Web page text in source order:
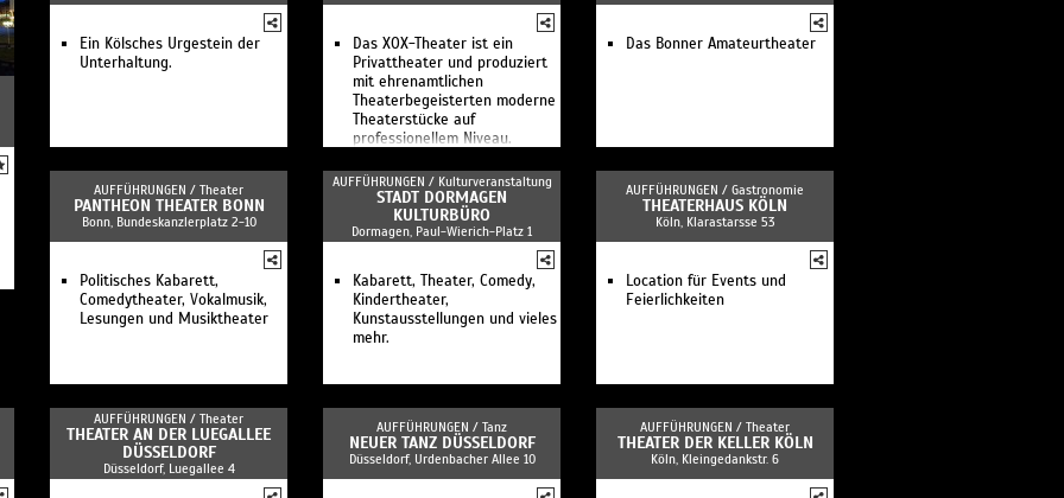
Ein Kölsches Urgestein der
Unterhaltung.
Das XOX-Theater ist ein
Privattheater und produziert
mit ehrenamtlichen
Theaterbegeisterten moderne
Theaterstücke auf
professionellem Niveau.
Das Bonner Amateurtheater
AUFFÜHRUNGEN / Theater
PANTHEON THEATER BONN
Bonn, Bundeskanzlerplatz 2-10
Politisches Kabarett,
Comedytheater, Vokalmusik,
Lesungen und Musiktheater
AUFFÜHRUNGEN / Kulturveranstaltung
STADT DORMAGEN
KULTURBÜRO
Dormagen, Paul-Wierich-Platz 1
Kabarett, Theater, Comedy,
Kindertheater,
Kunstausstellungen und vieles
mehr.
AUFFÜHRUNGEN / Gastronomie
THEATERHAUS KÖLN
Köln, Klarastarsse 53
Location für Events und
Feierlichkeiten
AUFFÜHRUNGEN / Theater
THEATER AN DER LUEGALLEE
DÜSSELDORF
Düsseldorf, Luegallee 4
AUFFÜHRUNGEN / Tanz
NEUER TANZ DÜSSELDORF
Düsseldorf, Urdenbacher Allee 10
AUFFÜHRUNGEN / Theater
THEATER DER KELLER KÖLN
Köln, Kleingedankstr. 6